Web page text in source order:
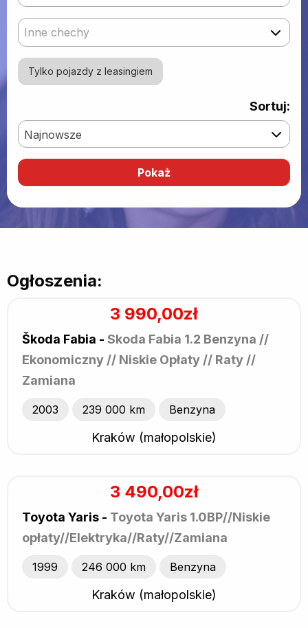
Inne chechy
Tylko pojazdy z leasingiem
Sortuj:
Najnowsze
Ogłoszenia:
3 990,00zł
Škoda Fabia - Skoda Fabia 1.2 Benzyna //
Ekonomiczny // Niskie Opłaty // Raty //
Zamiana
2003 239 000 km Benzyna
Kraków (małopolskie)
3 490,00zł
Toyota Yaris - Toyota Yaris 1.0BP//Niskie
opłaty//Elektryka//Raty//Zamiana
1999 246 000 km Benzyna
Kraków (małopolskie)